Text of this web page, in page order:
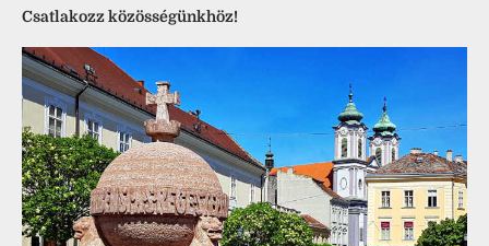
Csatlakozz közösségünkhöz!